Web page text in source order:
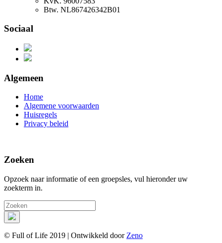
Btw. NL867426342B01
Sociaal
Algemeen
Home
Algemene voorwaarden
Huisregels
Privacy beleid
Zoeken
Opzoek naar informatie of een groepsles, vul hieronder uw
zoekterm in.
© Full of Life 2019 | Ontwikkeld door Zeno